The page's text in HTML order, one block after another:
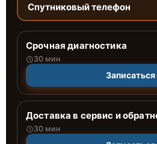
Спутниковый телефон
Срочная диагностика
30 мин
Записаться
Доставка в сервис и
30 мин